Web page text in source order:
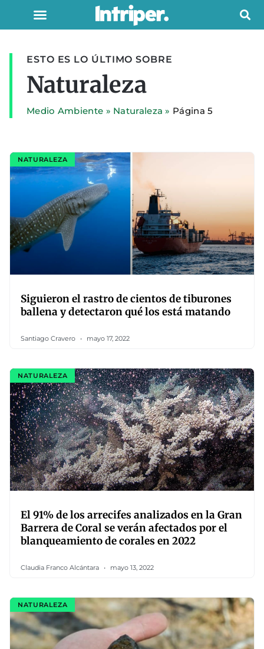
ESTO ES LO ÚLTIMO SOBRE
Naturaleza
Medio Ambiente » Naturaleza » Página 5
NATURALEZA
Siguieron el rastro de cientos de tiburones
ballena y detectaron qué los está matando
Santiago Cravero mayo 17, 2022
NATURALEZA
El 91% de los arrecifes analizados en la Gran
Barrera de Coral se verán afectados por el
blanqueamiento de corales en 2022
Claudia Franco Alcántara mayo 13, 2022
NATURALEZA